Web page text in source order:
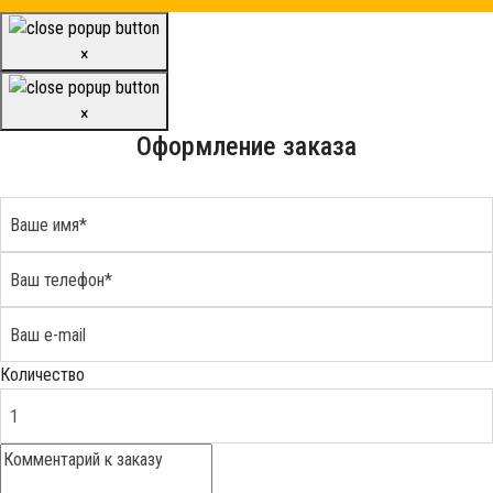
×
×
Оформление заказа
Количество